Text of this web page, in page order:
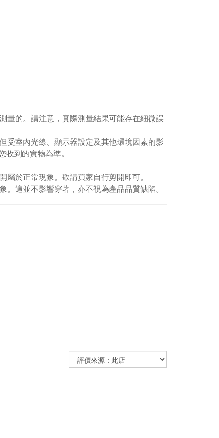
量的。請注意，實際測量結果可能存在細微誤
受室內光線、顯示器設定及其他環境因素的影
到的實物為準。
於正常現象。敬請買家自行剪開即可。
這並不影響穿著，亦不視為產品品質缺陷。